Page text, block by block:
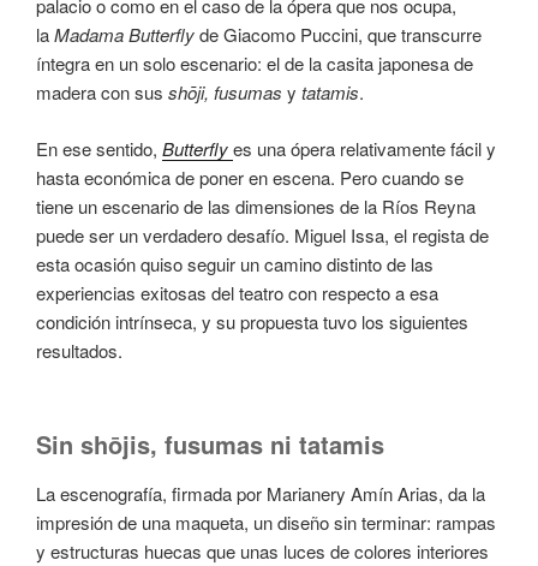
palacio o como en el caso de la ópera que nos ocupa,
laMadama Butterflyde Giacomo Puccini, que transcurre
íntegra en un solo escenario: el de la casita japonesa de
madera con sus shōji, fusumas y tatamis.
En ese sentido, Butterflyes una ópera relativamente fácil y
hasta económica de poner en escena. Pero cuando se
tiene un escenario de las dimensiones de la Ríos Reyna
puede ser un verdadero desafío. Miguel Issa, el regista de
esta ocasión quiso seguir un camino distinto de las
experiencias exitosas del teatro con respecto a esa
condición intrínseca, y su propuesta tuvo los siguientes
resultados.
Sin shōjis, fusumas ni tatamis
La escenografía, firmada por Marianery Amín Arias, da la
impresión de una maqueta, un diseño sin terminar: rampas
y estructuras huecas que unas luces de colores interiores